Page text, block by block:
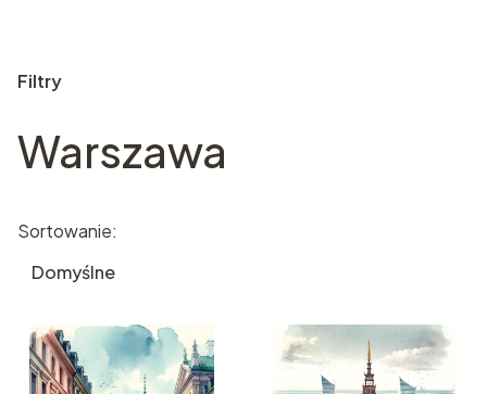
Filtry
Koniec filtrów
Warszawa
Lista produktów
Sortowanie:
Domyślne